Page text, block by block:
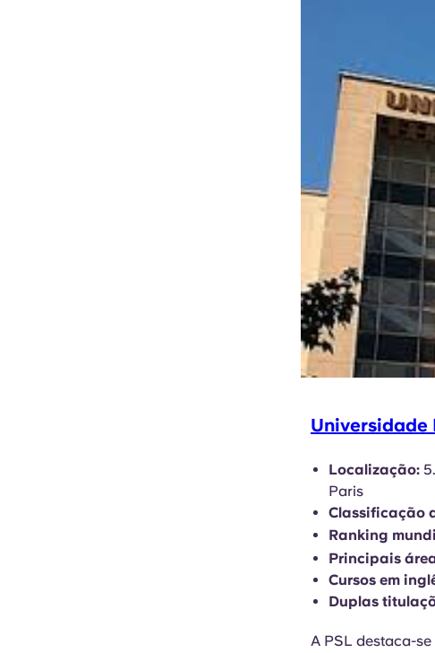
Universidade
Localização:
Paris
Classificação
Ranking
Principais
Cursos em
Duplas
A PSL destaca-